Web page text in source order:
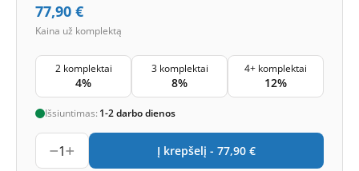
77,90 €
Kaina už komplektą
2 komplektai
4%
3 komplektai
8%
4+ komplektai
12%
Išsiuntimas: 1-2 darbo dienos
1 Į krepšelį - 77,90 €